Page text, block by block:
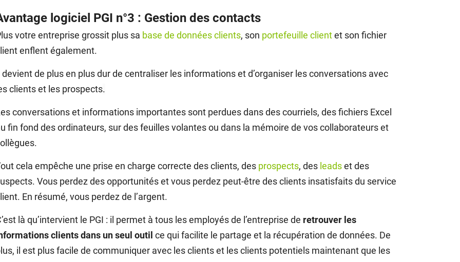
logiciel PGI n°3 : Gestion des contacts
votre entreprise grossit plus sa base de données clients, son portefeuille clientet son fichier
enflent également.
devient de plus en plus dur de centraliser les informations et d’organiser les conversations avec
clients et les prospects.
conversations et informations importantes sont perdues dans des courriels, des fichiers Excel
fin fond des ordinateurs, sur des feuilles volantes ou dans la mémoire de vos collaborateurs et
cela empêche une prise en charge correcte des clients, des prospects, des leadset des
Vous perdez des opportunités et vous perdez peut-être des clients insatisfaits du service
En résumé, vous perdez de l’argent.
là qu’intervient le PGI : il permet à tous les employés de l’entreprise de retrouver les
clients dans un seul outilce qui facilite le partage et la récupération de données. De
il est plus facile de communiquer avec les clients et les clients potentiels maintenant que les